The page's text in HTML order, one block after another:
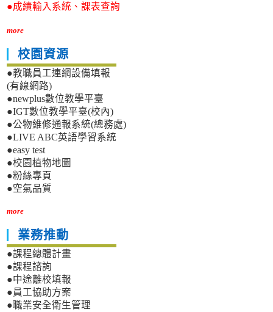
●成績輸入系統、課表查詢
more
校園資源
●教職員工連網設備填報
(有線網路)
●newplus數位教學平臺
●IGT數位教學平臺(校內)
●公物維修通報系統(總務處)
●LIVE ABC英語學習系統
●easy test
●校園植物地圖
●粉絲專頁
●空氣品質
more
業務推動
●課程總體計畫
●課程諮詢
●中途離校填報
●員工協助方案
●職業安全衛生管理